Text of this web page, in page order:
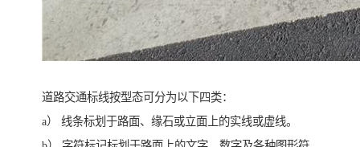
道路交通标线按型态可分为以下四类：
a） 线条标划于路面、缘石或立面上的实线或虚线。